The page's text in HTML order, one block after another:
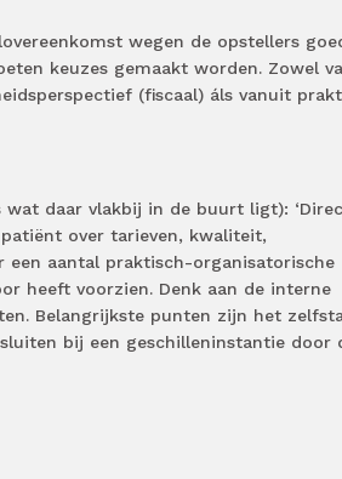
wegen de opstellers
keuzes gemaakt worden. Zowel
(fiscaal) áls vanuit
daar vlakbij in de buurt ligt):
over tarieven, kwaliteit,
een aantal praktisch-organisatorische
heeft voorzien. Denk aan de interne
Belangrijkste punten zijn het
bij een geschilleninstantie door